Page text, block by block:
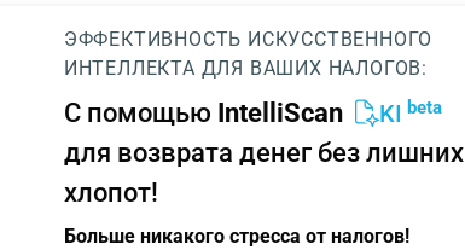
ЭФФЕКТИВНОСТЬ ИСКУССТВЕННОГО
ИНТЕЛЛЕКТА ДЛЯ ВАШИХ НАЛОГОВ:
С помощью IntelliScan KI beta
для возврата денег без лишних
хлопот!
Больше никакого стресса от налогов!